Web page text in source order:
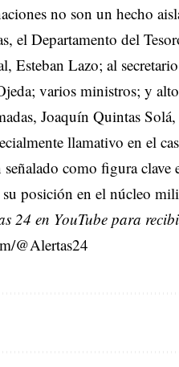
no son un hecho
el Departamento del
Esteban Lazo; al
varios ministros; y
Joaquín Quintas
llamativo en el
señalado como figura
posición en el núcleo
24 en YouTube para
@Alertas24